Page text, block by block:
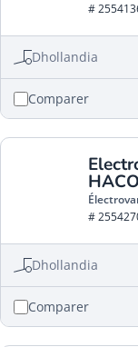
#
Dhollandia
Comparer
HACO
#
Dhollandia
Comparer